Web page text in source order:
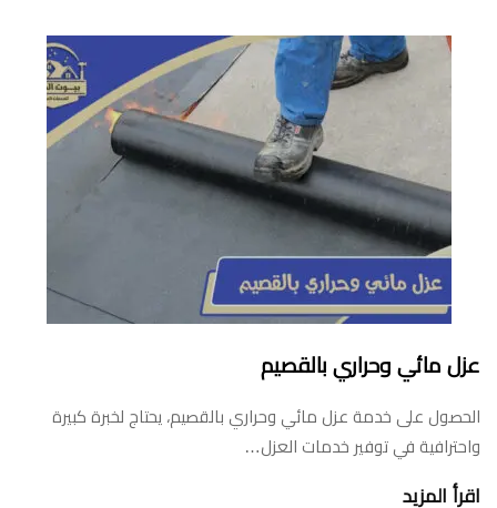
عزل مائي وحراري بالقصيم
الحصول على خدمة عزل مائي وحراري بالقصيم، يحتاج لخبرة كبيرة
واحترافية في توفير خدمات العزل…
اقرأ المزيد